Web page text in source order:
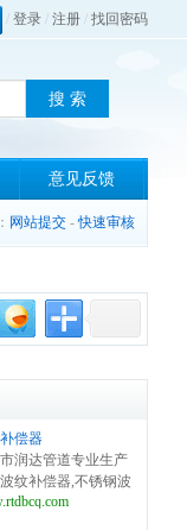
/ 登录 / 注册 / 找回密码
意见反馈
网站提交 -快速审核
偿器
润达管道专业生产
纹补偿器,不锈钢波
器等产品,波纹补偿